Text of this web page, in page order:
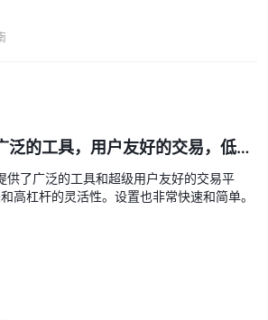
泛的工具，用户友好的交易，低点
供了广泛的工具和超级用户友好的交易平
高杠杆的灵活性。设置也非常快速和简单。